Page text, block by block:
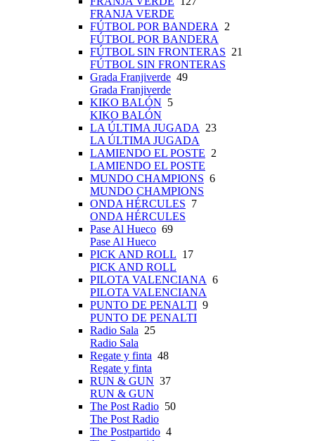
FRANJA VERDE
FÚTBOL POR BANDERA
2
FÚTBOL POR BANDERA
FÚTBOL SIN FRONTERAS 21
FÚTBOL SIN FRONTERAS
Grada Franjiverde 49
Grada Franjiverde
KIKO BALÓN 5
KIKO BALÓN
LA ÚLTIMA JUGADA
23
LA ÚLTIMA JUGADA
LAMIENDO EL POSTE 2
LAMIENDO EL POSTE
MUNDO CHAMPIONS 6
MUNDO CHAMPIONS
ONDA HÉRCULES 7
ONDA HÉRCULES
Pase Al Hueco 69
Pase Al Hueco
PICK AND ROLL 17
PICK AND ROLL
PILOTA VALENCIANA 6
PILOTA VALENCIANA
PUNTO DE PENALTI 9
PUNTO DE PENALTI
Radio Sala 25
Radio Sala
Regate y finta 48
Regate y finta
RUN & GUN 37
RUN & GUN
The Post Radio 50
The Post Radio
The Postpartido 4